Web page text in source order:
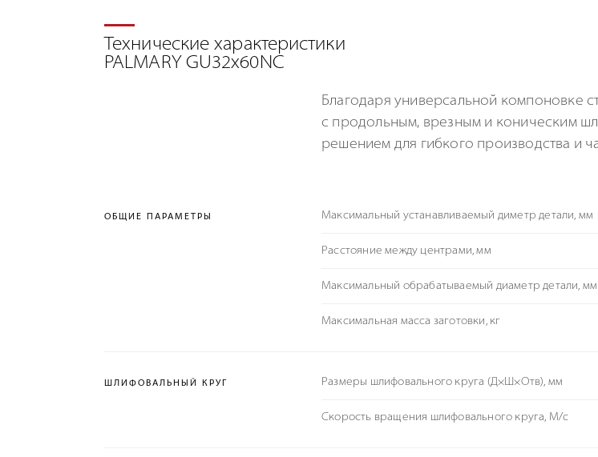
Технические характеристики
PALMARY GU32x60NC
Благодаря универсальной компоновке
с продольным, врезным и коническим
решением для гибкого производства и
ОБЩИЕ ПАРАМЕТРЫ Максимальный устанавливаемый диметр детали, мм
Расстояние между центрами, мм
Максимальный обрабатываемый диаметр детали, мм
Максимальная масса заготовки, кг
ШЛИФОВАЛЬНЫЙ КРУГ Размеры шлифовального круга (Д×Ш×Отв), мм
Скорость вращения шлифовального круга, М/с